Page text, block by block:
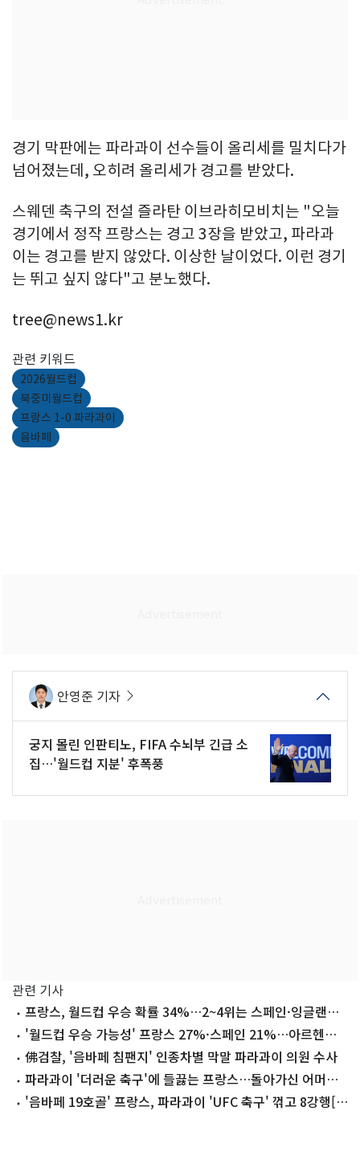
경기 막판에는 파라과이 선수들이 올리세를 밀치다가
넘어졌는데, 오히려 올리세가 경고를 받았다.
스웨덴 축구의 전설 즐라탄 이브라히모비치는 "오늘
경기에서 정작 프랑스는 경고 3장을 받았고, 파라과
이는 경고를 받지 않았다. 이상한 날이었다. 이런 경기
는 뛰고 싶지 않다"고 분노했다.
tree@news1.kr
관련 키워드
2026월드컵
북중미월드컵
프랑스 1-0 파라과이
음바페
안영준 기자
궁지 몰린 인판티노, FIFA 수뇌부 긴급 소
집…'월드컵 지분' 후폭풍
관련 기사
프랑스, 월드컵 우승 확률 34%…2~4위는 스페인·잉글랜드·
아르헨
'월드컵 우승 가능성' 프랑스 27%·스페인 21%…아르헨티
나·잉글랜드도
佛검찰, '음바페 침팬지' 인종차별 막말 파라과이 의원 수사
파라과이 '더러운 축구'에 들끓는 프랑스…돌아가신 어머니
까지 '모욕'
'음바페 19호골' 프랑스, 파라과이 'UFC 축구' 꺾고 8강행[월